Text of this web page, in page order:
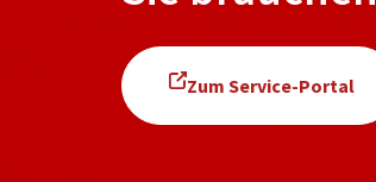
Zum Service-Portal